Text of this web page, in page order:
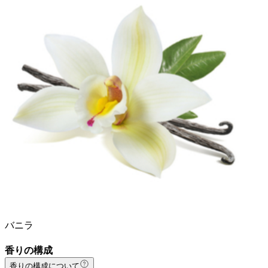
バニラ
香りの構成
香りの構成について